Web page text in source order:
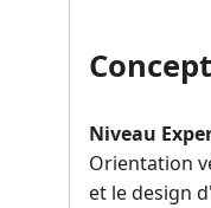
Niveau
Orientation
et le design